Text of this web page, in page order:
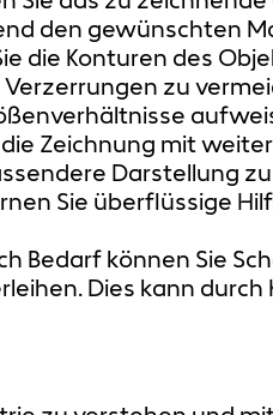
den gewünschten
die Konturen des
zu
die Zeichnung mit
Darstellung
Sie überflüssige
Bedarf können Sie
Dies kann